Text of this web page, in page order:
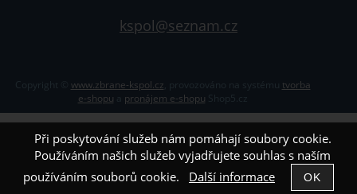
kspol@seznam.cz
Copyright © www.zbrane-kspol.cz
tvorba
e-shopu
pronájem e-shopu
Při poskytování služeb nám pomáhají soubory cookie.
Používáním našich služeb vyjadřujete souhlas s naším
používáním souborů cookie. Další informace